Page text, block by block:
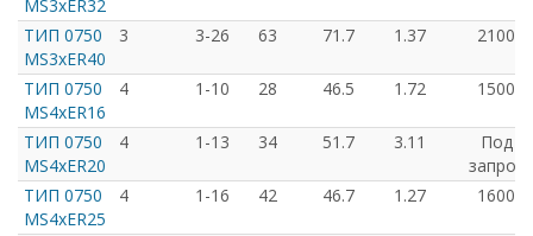
MS3xER32
ТИП 0750
MS3xER40
3 3-26 63 71.7 1.37 2100
ТИП 0750
MS4xER16
4 1-10 28 46.5 1.72 1500
ТИП 0750
MS4xER20
4 1-13 34 51.7 3.11
Под
запрос
ТИП 0750
MS4xER25
4 1-16 42 46.7 1.27 1600